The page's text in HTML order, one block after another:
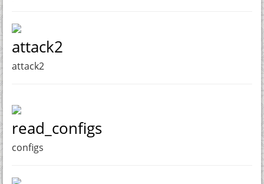
attack2
attack2
read_configs
configs